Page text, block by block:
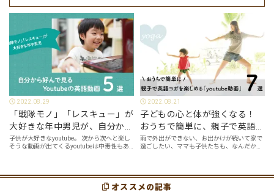
で…
2022.08.29
「戦隊モノ」「レスキュー」が
大好きな年中男児が、自分から
好んで見るyoutube英語動画５
選
子供が大好きなyoutube。 次から次へと楽し
そうな動画が出てくるyoutubeは中毒性もあ
youtubeやゲーム、アプリだ…
2022.08.21
子どもの心と体が強くなる！
おうちで簡単に、親子で英語ヨ
ガを楽しめる「youtube動画」
７選
雨で外出ができない、お出かけが続いて家で
過ごしたい、ママも子供たちも、なんだか疲
スメの「youtube動画」を紹介します…
オススメの記事